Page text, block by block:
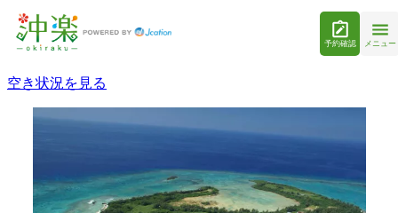
予約確認 メニュー
空き状況を見る